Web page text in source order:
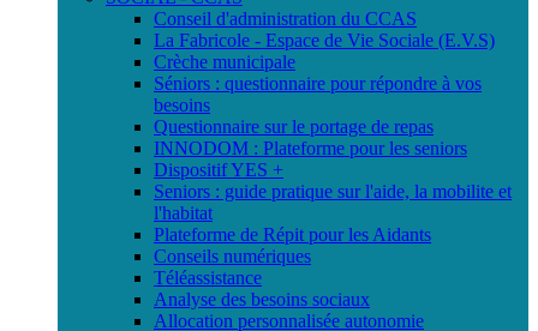
Conseil d'administration du CCAS
La Fabricole - Espace de Vie Sociale (E.V.S)
Crèche municipale
Séniors : questionnaire pour répondre à vos
besoins
Questionnaire sur le portage de repas
INNODOM : Plateforme pour les seniors
Dispositif YES +
Seniors : guide pratique sur l'aide, la mobilite et
l'habitat
Plateforme de Répit pour les Aidants
Conseils numériques
Téléassistance
Analyse des besoins sociaux
Allocation personnalisée autonomie